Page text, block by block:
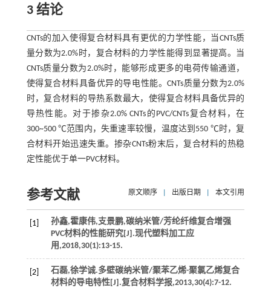
3 结论
CNTs的加入使得复合材料具有更优的力学性能，当CNTs质
量分数为2.0%时，复合材料的力学性能得到显著提高。当
CNTs质量分数为2.0%时，能够形成更多的电荷传输通道，
使得复合材料具备优异的导电性能。CNTs质量分数为2.0%
时，复合材料的导热系数最大，使得复合材料具备优异的
导热性能。对于掺杂2.0% CNTs的PVC/CNTs复合材料，在
300~500 ℃范围内，失重速率较慢，温度达到550 ℃时，复
合材料开始迅速失重。掺杂CNTs粉末后，复合材料的热稳
定性能优于单一PVC材料。
参考文献 原文顺序 出版日期 本文引用
[1]
孙鑫,霍康伟,支景鹏,碳纳米管/芳纶纤维复合增强
PVC材料的性能研究[J].现代塑料加工应
用 ,2018,30(1):13-15.
[2]
石磊,徐学诚.多壁碳纳米管/聚苯乙烯-聚氯乙烯复合
材料的导电特性[J].复合材料学报,2013,30(4):7-12.